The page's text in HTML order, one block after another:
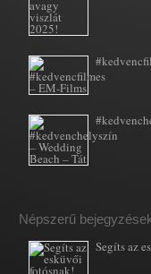
Népszerű
Segíts az